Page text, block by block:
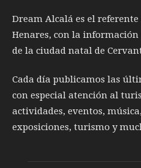
Dream Alcalá es el
Henares, con la
de la ciudad natal de
Cada día publicamos las
con especial atención al
actividades, eventos,
exposiciones, turismo y